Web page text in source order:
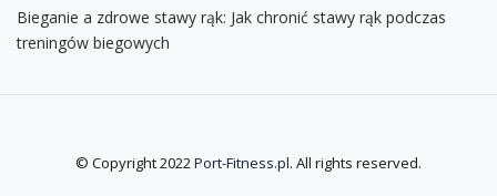
Bieganie a zdrowe stawy rąk: Jak chronić stawy rąk podczas
treningów biegowych
© Copyright 2022Port-Fitness.pl. All rights reserved.